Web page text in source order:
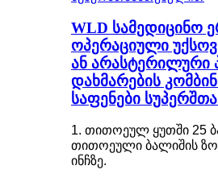
WLD სამედიცინო
ოპერაციული
ან არასტერილური
დახმარების
საფენები
1. თითოეულ ყუთში 25
თითოეული ბალიშის
ინჩზე.